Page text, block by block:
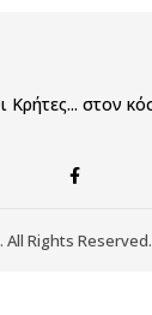
Rights Reserved.